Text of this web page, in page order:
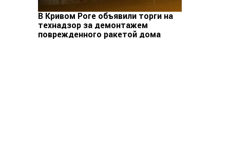
В Кривом Роге объявили торги на
технадзор за демонтажем
поврежденного ракетой дома